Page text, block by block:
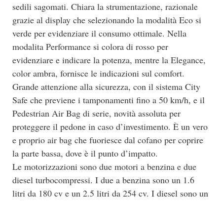
sedili sagomati. Chiara la strumentazione, razionale
grazie al display che selezionando la modalità Eco si
verde per evidenziare il consumo ottimale. Nella
modalita Performance si colora di rosso per
evidenziare e indicare la potenza, mentre la Elegance,
color ambra, fornisce le indicazioni sul comfort.
Grande attenzione alla sicurezza, con il sistema City
Safe che previene i tamponamenti fino a 50 km/h, e il
Pedestrian Air Bag di serie, novità assoluta per
proteggere il pedone in caso d’investimento. È un vero
e proprio air bag che fuoriesce dal cofano per coprire
la parte bassa, dove è il punto d’impatto.
Le motorizzazioni sono due motori a benzina e due
diesel turbocompressi. I due a benzina sono un 1.6
litri da 180 cv e un 2.5 litri da 254 cv. I diesel sono un